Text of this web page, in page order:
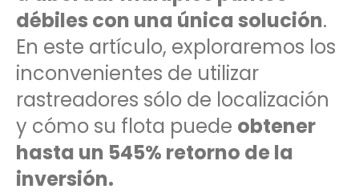
débiles con una única solución.
En este artículo, exploraremos los
inconvenientes de utilizar
rastreadores sólo de localización
y cómo su flota puede obtener
hasta un 545% retorno de la
inversión.